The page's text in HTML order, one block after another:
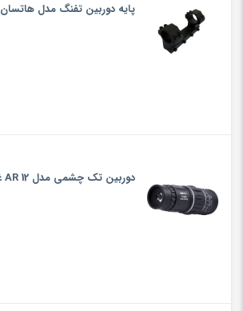
پایه دوربین تفنگ مدل هاتسان
دوربین تک چشمی مدل 12 AR غیر اصل